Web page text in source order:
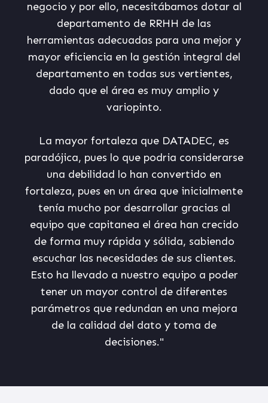
negocio y por ello, necesitábamos dotar al
departamento de RRHH de las
herramientas adecuadas para una mejor y
mayor eficiencia en la gestión integral del
departamento en todas sus vertientes,
dado que el área es muy amplio y
variopinto.
La mayor fortaleza que DATADEC, es
paradójica, pues lo que podria considerarse
una debilidad lo han convertido en
fortaleza, pues en un área que inicialmente
tenía mucho por desarrollar gracias al
equipo que capitanea el área han crecido
de forma muy rápida y sólida, sabiendo
escuchar las necesidades de sus clientes.
Esto ha llevado a nuestro equipo a poder
tener un mayor control de diferentes
parámetros que redundan en una mejora
de la calidad del dato y toma de
decisiones."